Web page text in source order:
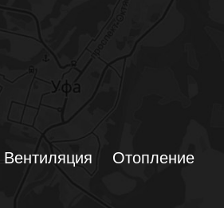
Вентиляция
Отопление